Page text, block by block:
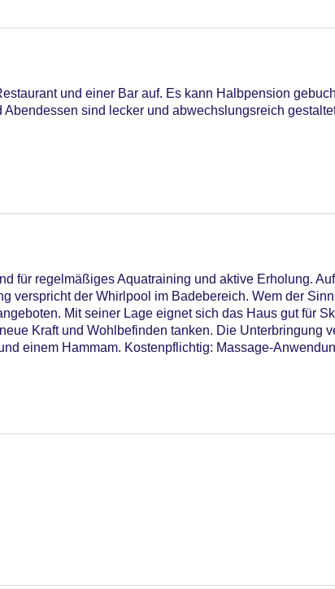
und einer Bar auf. Es kann Halbpension
sind lecker und abwechslungsreich
für regelmäßiges Aquatraining und aktive Erholung.
verspricht der Whirlpool im Badebereich. Wem der
Mit seiner Lage eignet sich das Haus gut für
Kraft und Wohlbefinden tanken. Die Unterbringung
einem Hammam. Kostenpflichtig: Massage-